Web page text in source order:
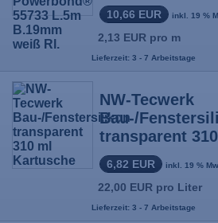
10,66 EUR inkl. 19 %
2,13 EUR pro m
Lieferzeit: 3 - 7 Arbeitstage
NW-Tecwerk
Bau-/
transparent
6,82 EUR inkl. 19 %
22,00 EUR pro Liter
Lieferzeit: 3 - 7 Arbeitstage